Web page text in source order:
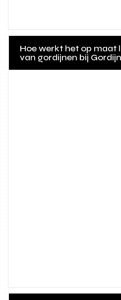
Hoe werkt het op maat
van gordijnen bij